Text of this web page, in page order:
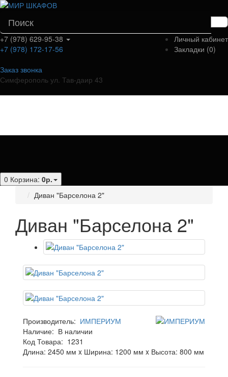
Личный кабинет
Закладки (0)
+7 (978) 629-95-38
+7 (978) 172-17-56
Заказ звонка
Симферополь ул. Тав-даир 43
0 Корзина: 0р.
Диван "Барселона 2"
Диван "Барселона 2"
Производитель: ИМПЕРИУМ
Наличие: В наличии
Код Товара: 1231
Длина: 2450 мм x Ширина: 1200 мм x Высота: 800 мм